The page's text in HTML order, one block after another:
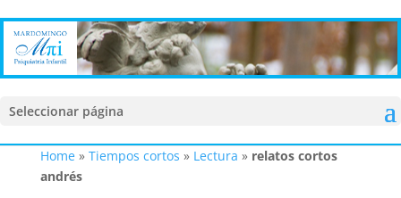
Seleccionar página
Home» Tiempos cortos » Lectura » relatos cortos
andrés